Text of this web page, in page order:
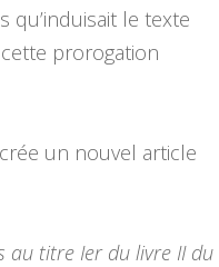
qu’induisait le texte
prorogation
un nouvel article
au titre Ier du livre II du